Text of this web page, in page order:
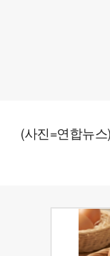
(사진=연합뉴스)